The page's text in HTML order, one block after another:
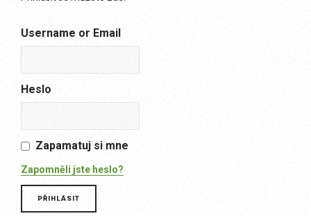
Username or Email
Heslo
Zapamatuj si mne
Zapomněli jste heslo?